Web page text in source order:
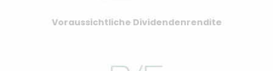
Voraussichtliche Dividendenrendite